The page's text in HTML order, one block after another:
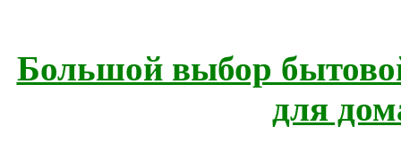
Большой выбор
для